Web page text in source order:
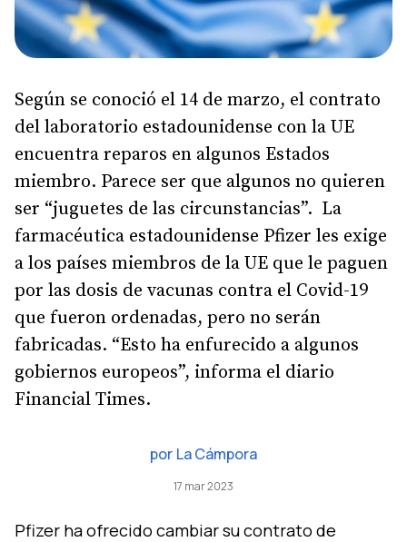
Según se conoció el 14 de marzo, el contrato
del laboratorio estadounidense con la UE
encuentra reparos en algunos Estados
miembro. Parece ser que algunos no quieren
ser “juguetes de las circunstancias”. La
farmacéutica estadounidense Pfizer les exige
a los países miembros de la UE que le paguen
por las dosis de vacunas contra el Covid-19
que fueron ordenadas, pero no serán
fabricadas. “Esto ha enfurecido a algunos
gobiernos europeos”, informa el diario
Financial Times.
por La Cámpora
17 mar 2023
Pfizer ha ofrecido cambiar su contrato de